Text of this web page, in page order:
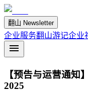
翻山 Newsletter
企业服务翻山游记企业
【预告与运营通知
2025